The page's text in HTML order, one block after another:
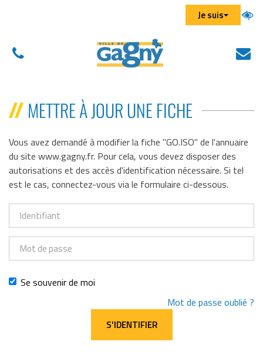
Aller à la recherche
Je suis
01
43
METTRE À JOUR UNE FICHE
Vous avez demandé à modifier la fiche "GO.ISO" de l'annuaire
du site www.gagny.fr. Pour cela, vous devez disposer des
autorisations et des accès d'identification nécessaire. Si tel
est le cas, connectez-vous via le formulaire ci-dessous.
Identifiant
Mot
de
Se souvenir de moi
Mot de passe oublié ?